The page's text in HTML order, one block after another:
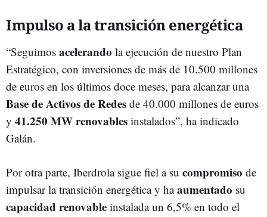
Impulso a la transición energética
“Seguimos acelerando la ejecución de nuestro Plan
Estratégico, con inversiones de más de 10.500 millones
de euros en los últimos doce meses, para alcanzar una
Base de Activos de Redes de 40.000 millones de euros
y 41.250 MW renovables instalados”, ha indicado
Galán.
Por otra parte, Iberdrola sigue fiel a su compromiso de
impulsar la transición energética y haaumentado su
capacidad renovable instalada un 6,5% en todo el